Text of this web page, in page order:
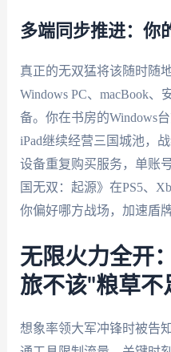
多端同步推进：你
真正的无双猛将该随时随地
Windows PC、macBook
备。你在书房的Windows
iPad继续经营三国城池，
设备重复购买服务，单账
国无双：起源》在PS5、
你偏好哪方战场，加速盾
无限火力全开
旅不该"粮草不
想象率领大军冲锋时被告